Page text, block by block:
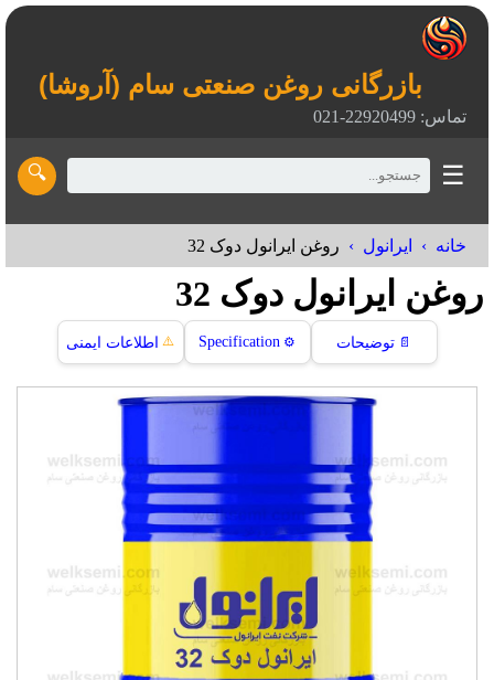
بازرگانی روغن صنعتی سام (آروشا)
تماس: 22920499-021
☰
🔍
خانه ایرانول روغن ایرانول دوک 32
روغن ایرانول دوک 32
📄 توضیحات ⚙️
Specification
⚠️ اطلاعات ایمنی